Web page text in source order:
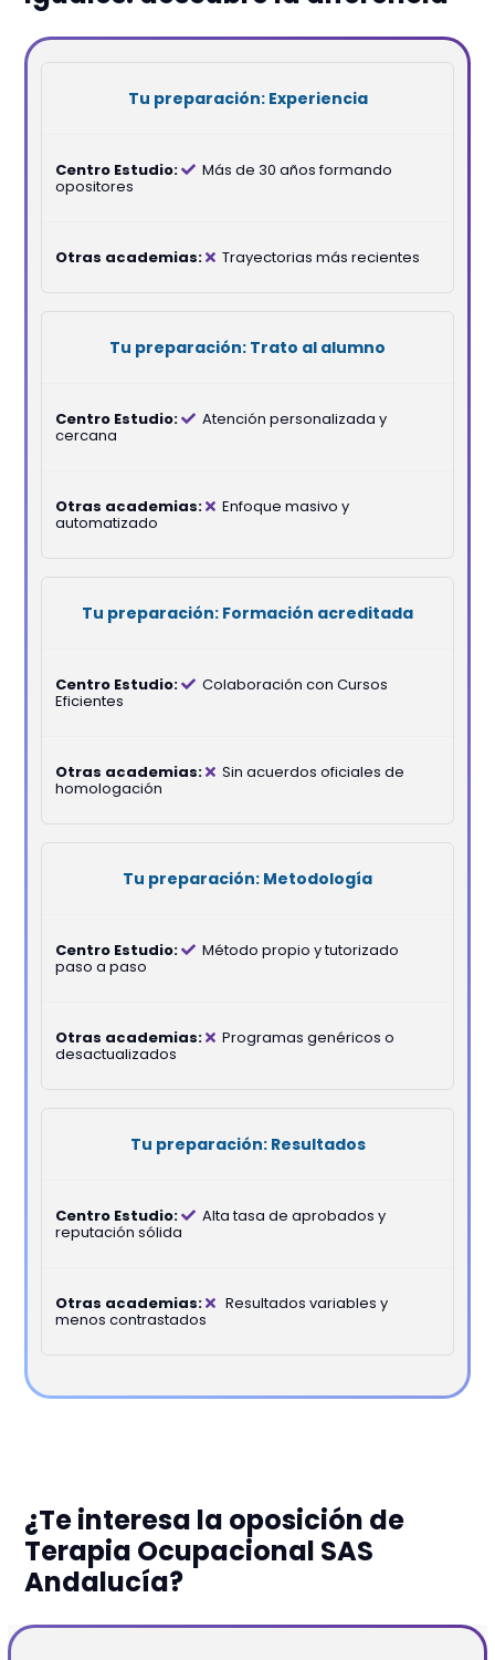
Experiencia
Más de 30 años formando
opositores
Trayectorias más recientes
Trato al alumno
Atención personalizada y
cercana
Enfoque masivo y
automatizado
Formación acreditada
Colaboración con Cursos
Eficientes
Sin acuerdos oficiales de
homologación
Metodología
Método propio y tutorizado
paso a paso
Programas genéricos o
desactualizados
Resultados
Alta tasa de aprobados y
reputación sólida
Resultados variables y
menos contrastados
¿Te interesa la oposición de
Terapia Ocupacional SAS
Andalucía?